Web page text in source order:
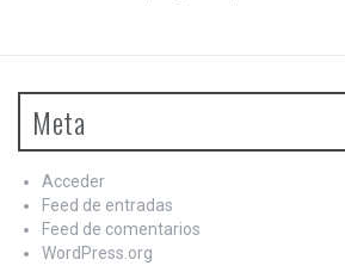
Meta
Acceder
Feed de entradas
Feed de comentarios
WordPress.org